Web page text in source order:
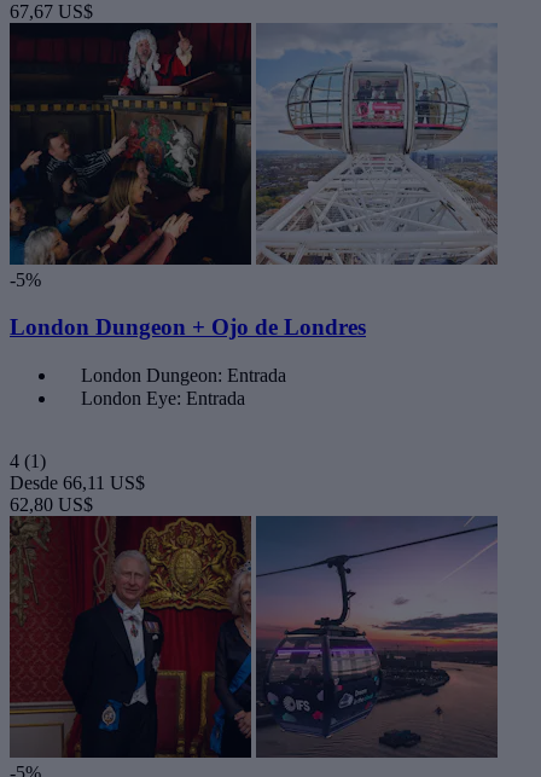
67,67 US$
-5%
London Dungeon + Ojo de Londres
London Dungeon: Entrada
London Eye: Entrada
4 (1)
Desde 66,11 US$
62,80 US$
-5%